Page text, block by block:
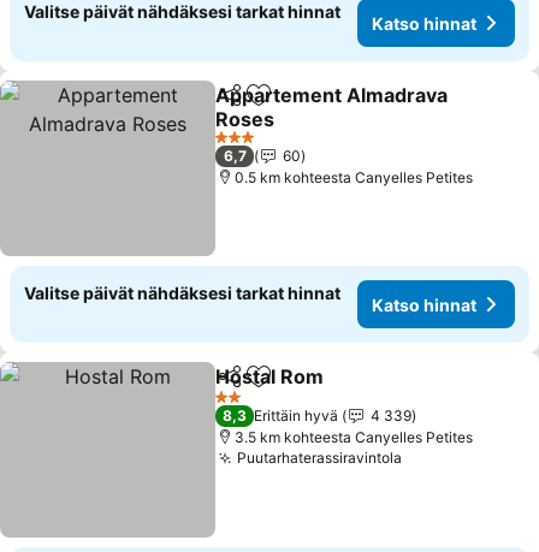
Valitse päivät nähdäksesi tarkat hinnat
Katso hinnat
Jaa Lisää suosikkeihin
Appartement Almadrava
Roses
3 Tähtiluokitus
6,7
60
0.5 km kohteesta Canyelles Petites
Valitse päivät nähdäksesi tarkat hinnat
Katso hinnat
Jaa Lisää suosikkeihin
Hostal Rom
2 Tähtiluokitus
8,3 Erittäin hyvä
4 339
3.5 km kohteesta Canyelles Petites
Puutarhaterassiravintola